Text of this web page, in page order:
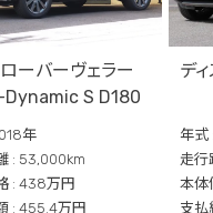
ーバーヴェラー
S D180
年
: 53,000km
: 438万円
: 455.4万円
デ
年式
走行
本体
支払